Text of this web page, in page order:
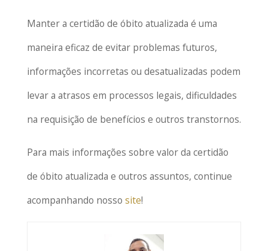
Manter a certidão de óbito atualizada é uma
maneira eficaz de evitar problemas futuros,
informações incorretas ou desatualizadas podem
levar a atrasos em processos legais, dificuldades
na requisição de benefícios e outros transtornos.
Para mais informações sobre valor da certidão
de óbito atualizada e outros assuntos, continue
acompanhando nosso site!